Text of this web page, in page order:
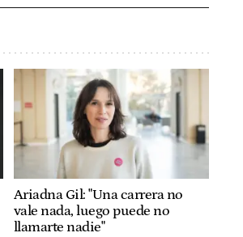
Ariadna Gil: "Una carrera no
vale nada, luego puede no
llamarte nadie"